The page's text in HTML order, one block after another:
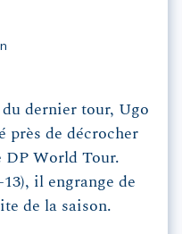
dernier tour, Ugo
près de décrocher
DP World Tour.
il engrange de
de la saison.